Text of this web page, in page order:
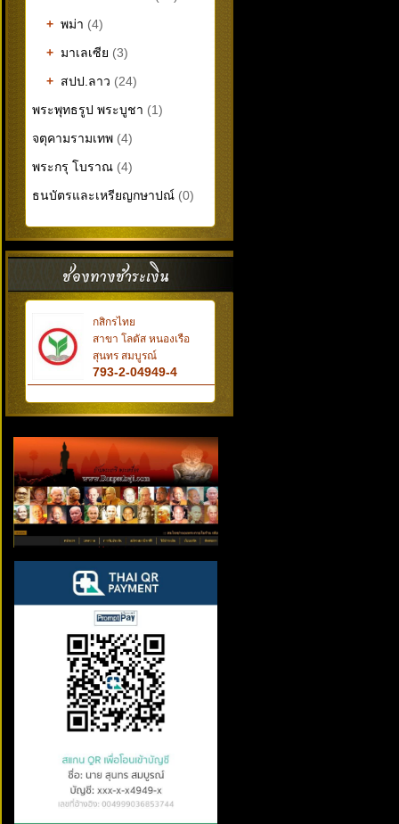
+ พม่า (4)
+ มาเลเซีย (3)
+ สปป.ลาว (24)
พระพุทธรูป พระบูชา (1)
จตุคามรามเทพ (4)
พระกรุ โบราณ (4)
ธนบัตรและเหรียญกษาปณ์ (0)
กสิกรไทย
สาขา โลตัส หนองเรือ
สุนทร สมบูรณ์
793-2-04949-4